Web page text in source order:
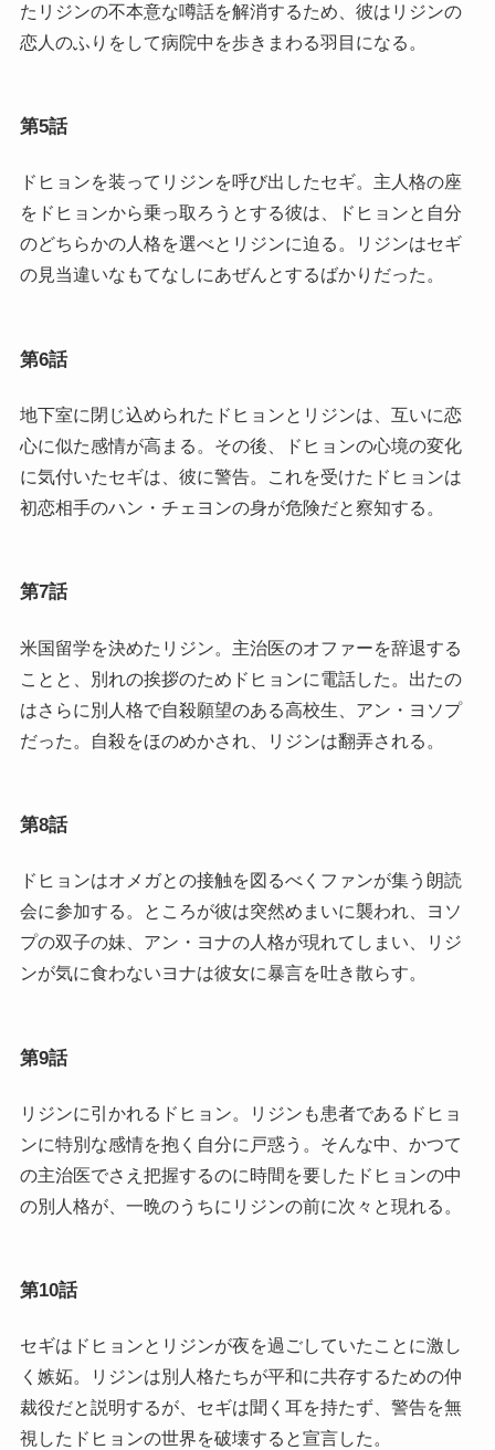
たリジンの不本意な噂話を解消するため、彼はリジンの
恋人のふりをして病院中を歩きまわる羽目になる。
第5話
ドヒョンを装ってリジンを呼び出したセギ。主人格の座
をドヒョンから乗っ取ろうとする彼は、ドヒョンと自分
のどちらかの人格を選べとリジンに迫る。リジンはセギ
の見当違いなもてなしにあぜんとするばかりだった。
第6話
地下室に閉じ込められたドヒョンとリジンは、互いに恋
心に似た感情が高まる。その後、ドヒョンの心境の変化
に気付いたセギは、彼に警告。これを受けたドヒョンは
初恋相手のハン・チェヨンの身が危険だと察知する。
第7話
米国留学を決めたリジン。主治医のオファーを辞退する
ことと、別れの挨拶のためドヒョンに電話した。出たの
はさらに別人格で自殺願望のある高校生、アン・ヨソプ
だった。自殺をほのめかされ、リジンは翻弄される。
第8話
ドヒョンはオメガとの接触を図るべくファンが集う朗読
会に参加する。ところが彼は突然めまいに襲われ、ヨソ
プの双子の妹、アン・ヨナの人格が現れてしまい、リジ
ンが気に食わないヨナは彼女に暴言を吐き散らす。
第9話
リジンに引かれるドヒョン。リジンも患者であるドヒョ
ンに特別な感情を抱く自分に戸惑う。そんな中、かつて
の主治医でさえ把握するのに時間を要したドヒョンの中
の別人格が、一晩のうちにリジンの前に次々と現れる。
第10話
セギはドヒョンとリジンが夜を過ごしていたことに激し
く嫉妬。リジンは別人格たちが平和に共存するための仲
裁役だと説明するが、セギは聞く耳を持たず、警告を無
視したドヒョンの世界を破壊すると宣言した。